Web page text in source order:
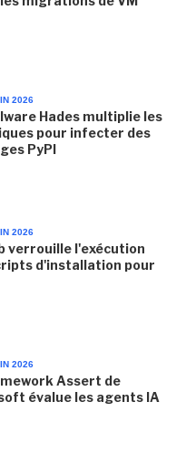
2026
Hades multiplie les
pour infecter des
PyPI
2026
verrouille l'exécution
d'installation pour
2026
Assert de
évalue les agents IA